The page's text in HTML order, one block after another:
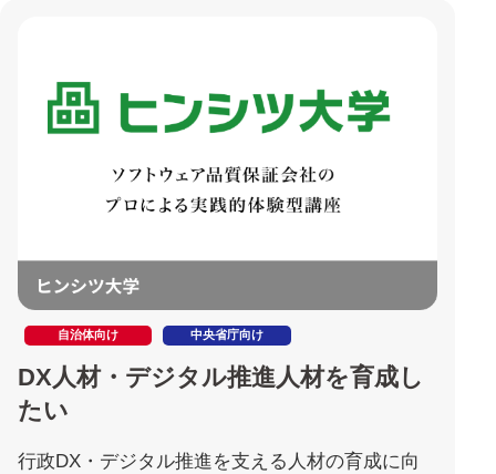
自治体向け 中央省庁向け
DX人材・デジタル推進人材を育成し
たい
行政DX・デジタル推進を支える人材の育成に向